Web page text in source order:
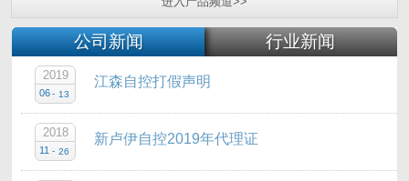
公司新闻 行业新闻
江森自控打假声明
2019
06 - 13
新卢伊自控2019年代理证
2018
11 - 26